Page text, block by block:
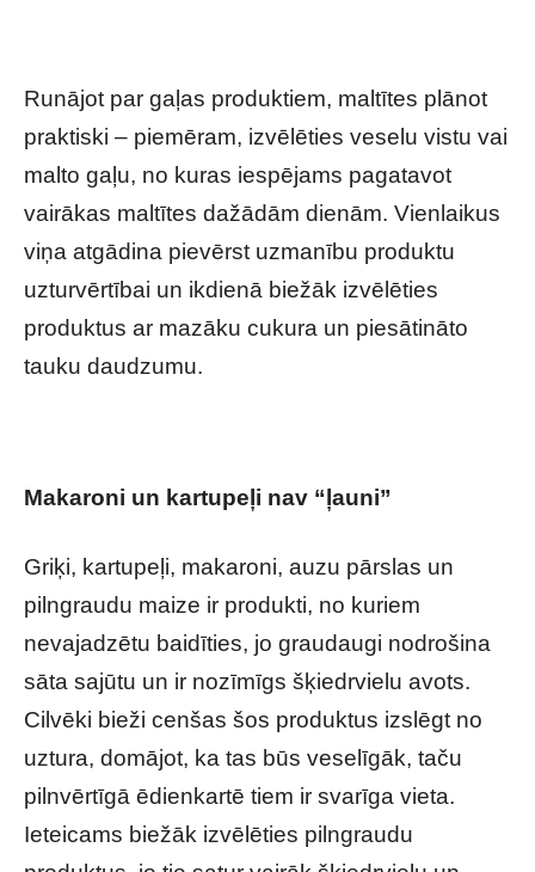
Runājot par gaļas produktiem, maltītes plānot
praktiski – piemēram, izvēlēties veselu vistu vai
malto gaļu, no kuras iespējams pagatavot
vairākas maltītes dažādām dienām. Vienlaikus
viņa atgādina pievērst uzmanību produktu
uzturvērtībai un ikdienā biežāk izvēlēties
produktus ar mazāku cukura un piesātināto
tauku daudzumu.
Makaroni un kartupeļi nav “ļauni”
Griķi, kartupeļi, makaroni, auzu pārslas un
pilngraudu maize ir produkti, no kuriem
nevajadzētu baidīties, jo graudaugi nodrošina
sāta sajūtu un ir nozīmīgs šķiedrvielu avots.
Cilvēki bieži cenšas šos produktus izslēgt no
uztura, domājot, ka tas būs veselīgāk, taču
pilnvērtīgā ēdienkartē tiem ir svarīga vieta.
Ieteicams biežāk izvēlēties pilngraudu